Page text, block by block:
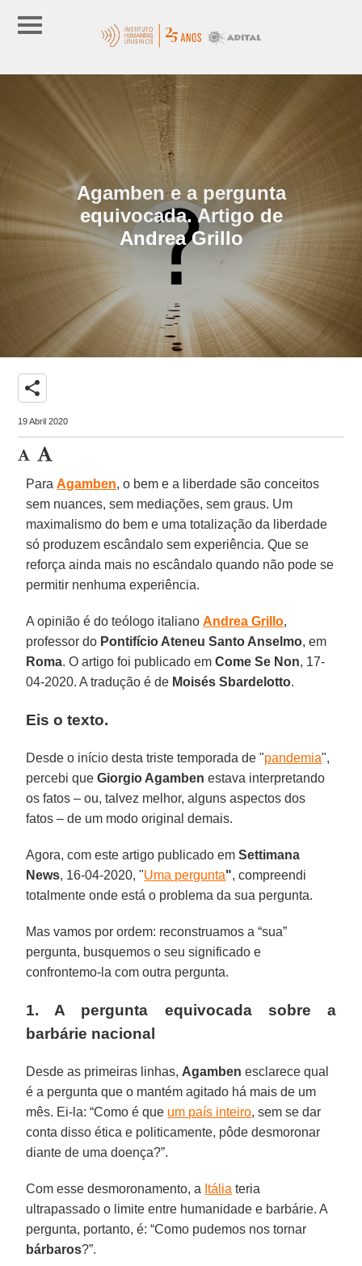
Agamben e a pergunta
equivocada. Artigo de
Andrea Grillo
share
19 Abril 2020
ParaAgamben, o bem e a liberdade são conceitos
sem nuances, sem mediações, sem graus. Um
maximalismo do bem e uma totalização da liberdade
só produzem escândalo sem experiência. Que se
reforça ainda mais no escândalo quando não pode se
permitir nenhuma experiência.
A opinião é do teólogo italianoAndrea Grillo,
professor do Pontifício Ateneu Santo Anselmo, em
Roma. O artigo foi publicado emCome Se Non, 17-
04-2020. A tradução é de Moisés Sbardelotto.
Eis o texto.
Desde o início desta triste temporada de "pandemia",
percebi queGiorgio Agamben estava interpretando
os fatos – ou, talvez melhor, alguns aspectos dos
fatos – de um modo original demais.
Agora, com este artigo publicado emSettimana
News, 16-04-2020, "Uma pergunta", compreendi
totalmente onde está o problema da sua pergunta.
Mas vamos por ordem: reconstruamos a “sua”
pergunta, busquemos o seu significado e
confrontemo-la com outra pergunta.
1. A pergunta equivocada sobre a
barbárie nacional
Desde as primeiras linhas, Agamben esclarece qual
é a pergunta que o mantém agitado há mais de um
mês. Ei-la: “Como é que um país inteiro, sem se dar
conta disso ética e politicamente, pôde desmoronar
diante de uma doença?”.
Com esse desmoronamento, a Itália teria
ultrapassado o limite entre humanidade e barbárie. A
pergunta, portanto, é: “Como pudemos nos tornar
bárbaros?”.